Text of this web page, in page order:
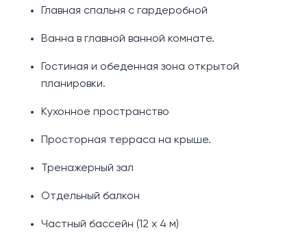
Главная спальня с гардеробной
Ванна в главной ванной комнате.
Гостиная и обеденная зона открытой
планировки.
Кухонное пространство
Просторная терраса на крыше.
Тренажерный зал
Отдельный балкон
Частный бассейн (12 х 4 м)